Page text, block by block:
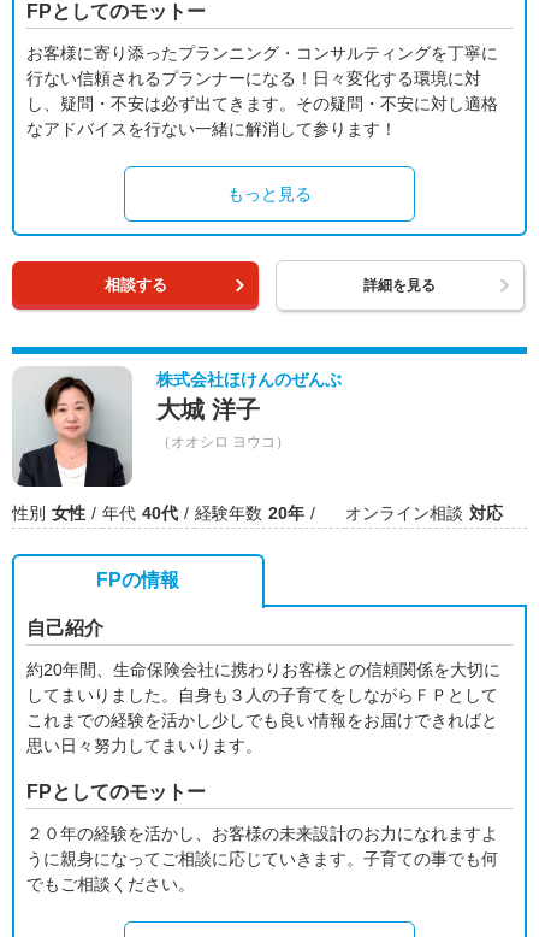
FPとしてのモットー
お客様に寄り添ったプランニング・コンサルティングを丁寧に
行ない信頼されるプランナーになる！日々変化する環境に対
し、疑問・不安は必ず出てきます。その疑問・不安に対し適格
なアドバイスを行ない一緒に解消して参ります！
もっと見る
相談する 詳細を見る
株式会社ほけんのぜんぶ
大城 洋子
（オオシロ ヨウコ）
性別 女性 年代 40代 経験年数 20年 オンライン相談 対応
FPの情報
自己紹介
約20年間、生命保険会社に携わりお客様との信頼関係を大切に
してまいりました。自身も３人の子育てをしながらＦＰとして
これまでの経験を活かし少しでも良い情報をお届けできればと
思い日々努力してまいります。
FPとしてのモットー
２０年の経験を活かし、お客様の未来設計のお力になれますよ
うに親身になってご相談に応じていきます。子育ての事でも何
でもご相談ください。